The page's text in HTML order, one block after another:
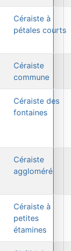
Céraiste à
pétales courts
Céraiste
commune
Céraiste des
fontaines
Céraiste
aggloméré
Céraiste à
petites
étamines